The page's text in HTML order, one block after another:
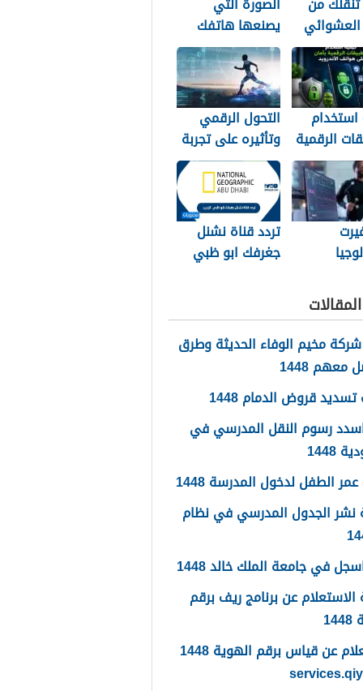
يصنعها هاتفك
خلف ظهرك
الرقمية
على هواتف
التحول الرقمي
وتأثيره على تجربة
عشاق الرياضة في
الجزائر
المصريين
تردد قناة نشنل
جغرفك ابو ظبي
مخيم الوفاء الحديثة وطرق
معهم 1448
قروض الدمام 1448
رسوم النقل المدرسي في
1448
الطفل لدخول المدرسة 1448
نشر الجدول المدرسي في نظام
في جامعة الملك خالد 1448
عن برنامج ريف برقم
الاستعلام عن قياس برقم الهوية 1448